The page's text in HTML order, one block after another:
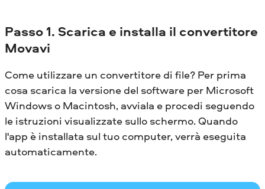
Passo 1. Scarica e installa il convertitore
Movavi
Come utilizzare un convertitore di file? Per prima
cosa scarica la versione del software per Microsoft
Windows o Macintosh, avviala e procedi seguendo
le istruzioni visualizzate sullo schermo. Quando
l'app è installata sul tuo computer, verrà eseguita
automaticamente.